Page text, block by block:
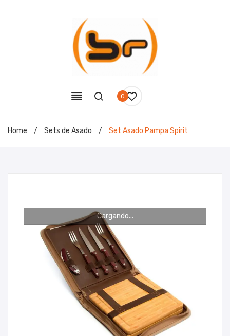
0
Home / Sets de Asado / Set Asado Pampa Spirit
Cargando...